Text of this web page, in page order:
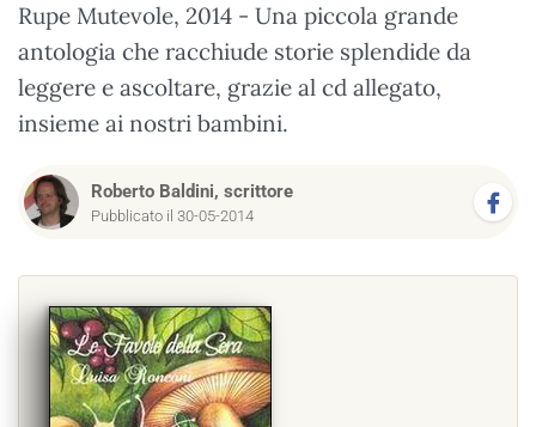
Rupe Mutevole, 2014 - Una piccola grande
antologia che racchiude storie splendide da
leggere e ascoltare, grazie al cd allegato,
insieme ai nostri bambini.
Roberto Baldini, scrittore
Pubblicato il 30-05-2014